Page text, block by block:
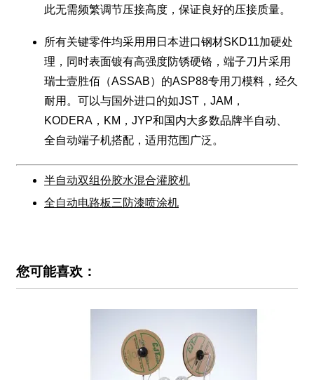
此无需频繁调节压接高度，保证良好的压接质量。
所有关键零件均采用用日本进口钢材SKD11加硬处
理，同时表面镀有高强度防锈硬铬，端子刀片采用
瑞士壹胜佰（ASSAB）的ASP88专用刀模料，经久
耐用。可以与国外进口的如JST，JAM，
KODERA，KM，JYP和国内大多数品牌半自动、
全自动端子机搭配，适用范围广泛。
半自动双组份胶水混合灌胶机
全自动电路板三防漆喷涂机
您可能喜欢：